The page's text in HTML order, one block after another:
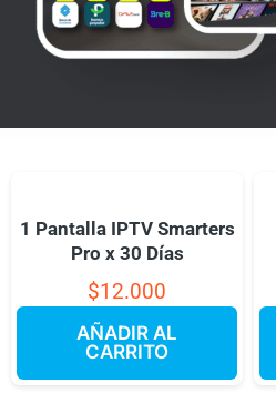
1 Pantalla IPTV Smarters
Pro x 30 Días
$12.000
AÑADIR AL
CARRITO